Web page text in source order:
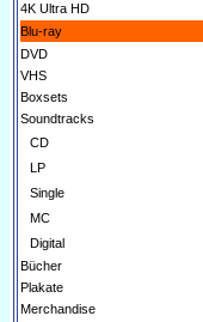
4K Ultra HD
Blu-ray
DVD
VHS
Boxsets
Soundtracks
CD
LP
Single
MC
Digital
Bücher
Plakate
Merchandise